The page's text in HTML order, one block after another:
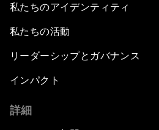
私たちのアイデンティティ
私たちの活動
リーダーシップとガバナンス
インパクト
詳細